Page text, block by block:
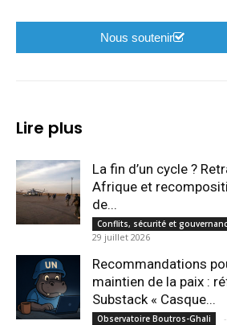
Nous soutenir
Lire plus
La fin d’un cycle ?
Afrique et
de...
Conflits, sécurité et
29 juillet 2026
Recommandations
maintien de la paix :
Substack « Casque...
Observatoire Boutros-Ghali -